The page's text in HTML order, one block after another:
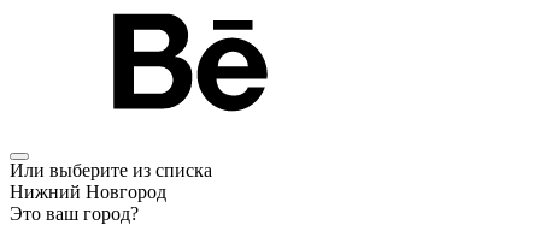
Или выберите из списка
Нижний Новгород
Это ваш город?